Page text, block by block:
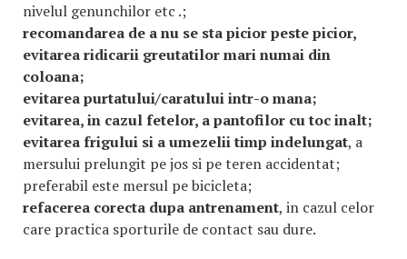
nivelul genunchilor etc .;
recomandarea de a nu se sta picior peste picior,
evitarea ridicarii greutatilor mari numai din
coloana;
evitarea purtatului/caratului intr-o mana;
evitarea, in cazul fetelor, a pantofilor cu toc inalt;
evitarea frigului si a umezelii timp indelungat, a
mersului prelungit pe jos si pe teren accidentat;
preferabil este mersul pe bicicleta;
refacerea corecta dupa antrenament, in cazul celor
care practica sporturile de contact sau dure.